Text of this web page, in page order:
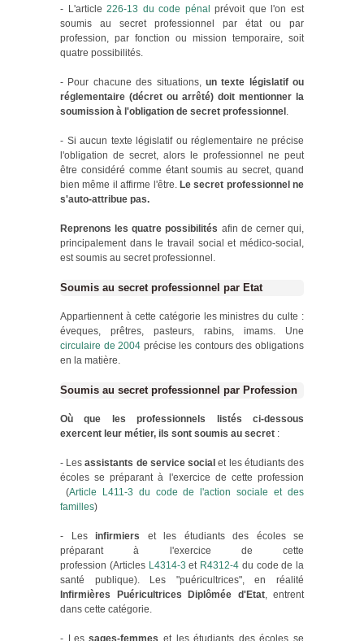
- L'article226-13 du code pénal prévoit que l'on est
soumis au secret professionnel par état ou par
profession, par fonction ou mission temporaire, soit
quatre possibilités.
- Pour chacune des situations, un texte législatif ou
réglementaire (décret ou arrêté) doit mentionner la
soumission à l'obligation de secret professionnel .
- Si aucun texte législatif ou réglementaire ne précise
l'obligation de secret, alors le professionnel ne peut
être considéré comme étant soumis au secret, quand
bien même il affirme l'être. Le secret professionnel ne
s'auto-attribue pas.
Reprenons les quatre possibilités afin de cerner qui,
principalement dans le travail social et médico-social,
est soumis au secret professionnel.
Soumis au secret professionnel par Etat
Appartiennent à cette catégorie les ministres du culte :
éveques, prêtres, pasteurs, rabins, imams. Une
circulaire de 2004 précise les contours des obligations
en la matière.
Soumis au secret professionnel par Profession
Où que les professionnels listés ci-dessous
exercent leur métier, ils sont soumis au secret :
- Lesassistants de service social et les étudiants des
écoles se préparant à l'exercice de cette profession
(Article L411-3 du code de l'action sociale et des
familles)
- Les infirmiers et les étudiants des écoles se
préparant à l'exercice de cette
profession (Articles L4314-3 et R4312-4 du code de la
santé publique). Les "puéricultrices", en réalité
Infirmières Puéricultrices Diplômée d'Etat, entrent
dans cette catégorie.
- Lessages-femmes et les étudiants des écoles se